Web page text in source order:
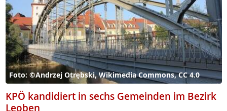
Foto: ©Andrzej Otrębski, Wikimedia Commons, CC 4.0
KPÖ kandidiert in sechs Gemeinden im Bezirk
Leoben